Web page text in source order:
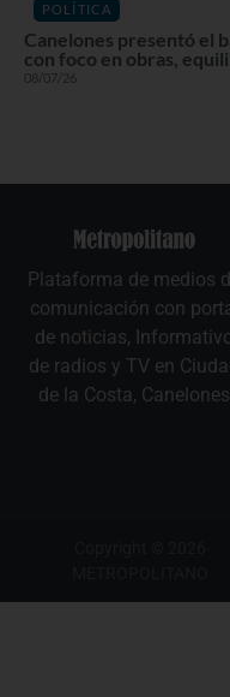
POLÍTICA
Canelones presentó el
con foco en obras,
08/07/26
Plataforma de medios
comunicación con
de noticias,
de radios y TV en
de la Costa, Canelones